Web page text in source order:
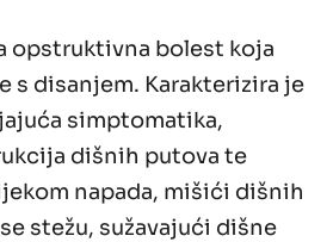
opstruktivna bolest koja
s disanjem. Karakterizira je
simptomatika,
dišnih putova te
napada, mišići dišnih
stežu, sužavajući dišne